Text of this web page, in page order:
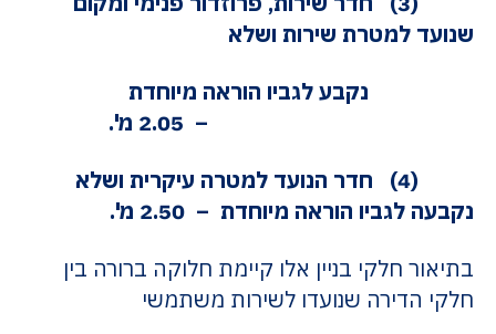
שנועד למטרת שירות ושלא
נקבע לגביו הוראה מיוחדת
– 2.05 מ'.
(4) חדר הנועד למטרה עיקרית ושלא
נקבעה לגביו הוראה מיוחדת – 2.50 מ'.
בתיאור חלקי בניין אלו קיימת חלוקה ברורה בין
חלקי הדירה שנועדו לשירות משתמשי